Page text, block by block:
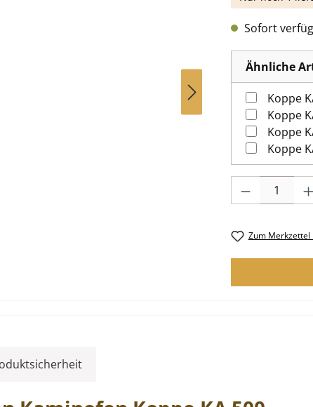
Sofort
Ähnliche
Koppe
Koppe
Koppe
Koppe
Produkt
Zum Merkzettel